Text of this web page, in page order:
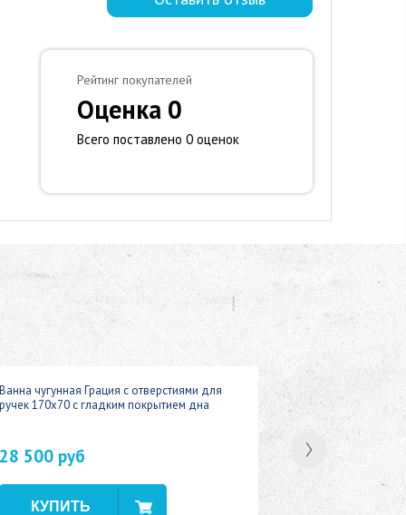
Рейтинг покупателей
Оценка 0
Всего поставлено 0 оценок
Ванна чугунная Грация с отверстиями для
ручек 170х70 с гладким покрытием дна
28 500 руб